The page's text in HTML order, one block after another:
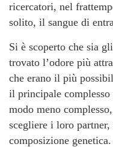
ricercatori, nel
solito, il sangue di
Si è scoperto che sia
trovato l’odore più
che erano il più
il principale
modo meno
scegliere i loro
composizione